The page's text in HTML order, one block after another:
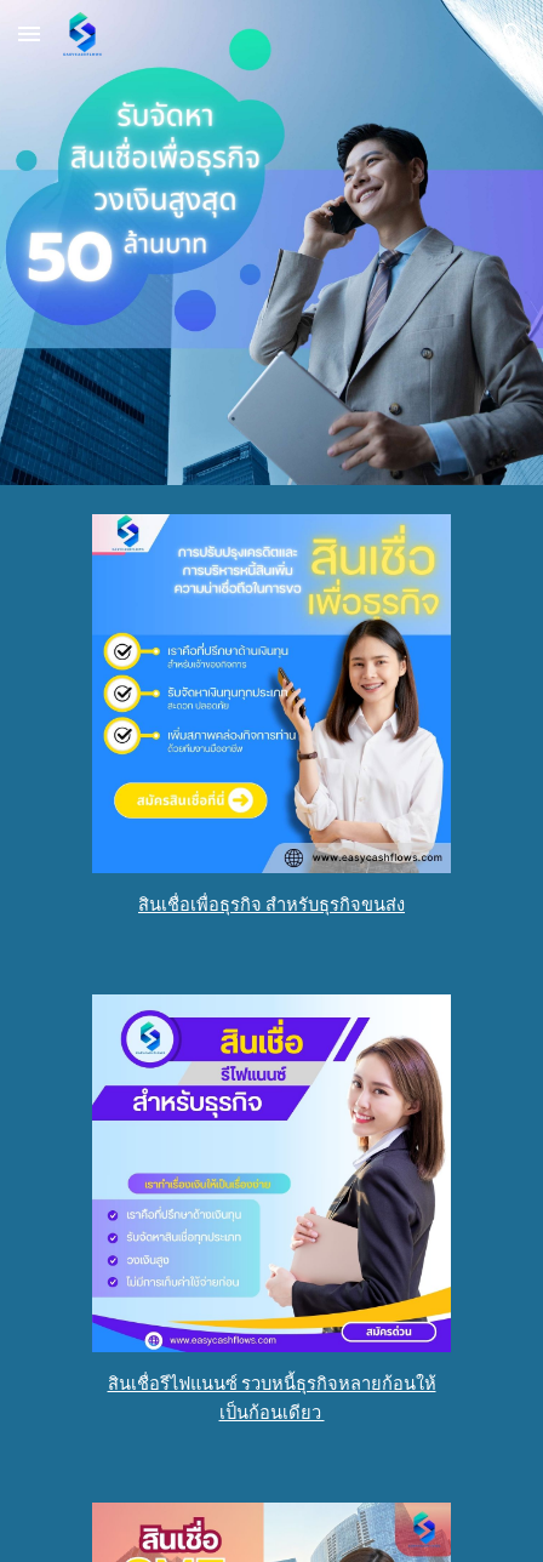
Skip to main content Skip to navigation
สินเชื่อเพื่อธุรกิจ สำหรับธุรกิจขนส่ง
สินเชื่อรีไฟแนนซ์ รวบหนี้ธุรกิจหลายก้อนให้
เป็นก้อนเดียว